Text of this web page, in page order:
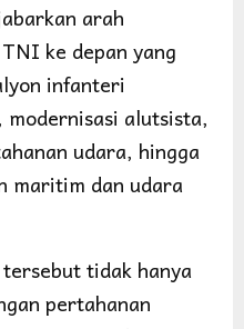
arah
ke depan yang
infanteri
alutsista,
udara, hingga
maritim dan udara
tidak hanya
pertahanan